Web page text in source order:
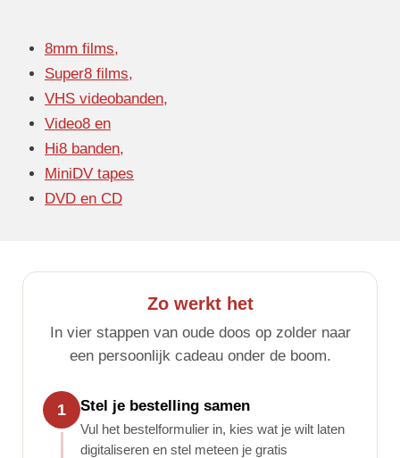
8mm films,
Super8 films,
VHS videobanden,
Video8 en
Hi8 banden,
MiniDV tapes
DVD en CD
Zo werkt het
In vier stappen van oude doos op zolder naar
een persoonlijk cadeau onder de boom.
1 Stel je bestelling samen
Vul het bestelformulier in, kies wat je wilt laten
digitaliseren en stel meteen je gratis